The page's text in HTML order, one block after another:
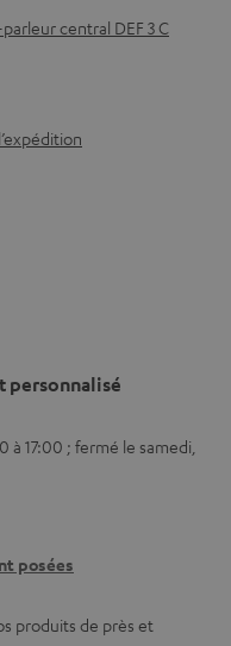
central DEF 3 C
personnalisé
17:00 ; fermé le samedi,
posées
produits de près et